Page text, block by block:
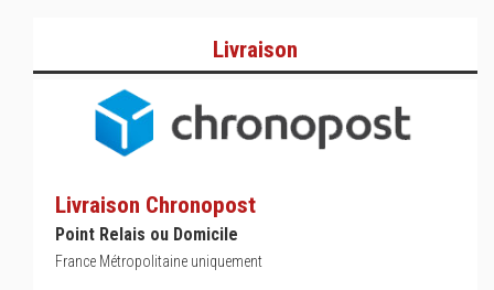
Livraison
Livraison Chronopost
Point Relais ou Domicile
France Métropolitaine uniquement